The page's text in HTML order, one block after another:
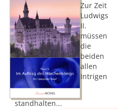
Zur Zeit
Ludwigs
II.
müssen
die
beiden
allen
Intrigen
standhalten...